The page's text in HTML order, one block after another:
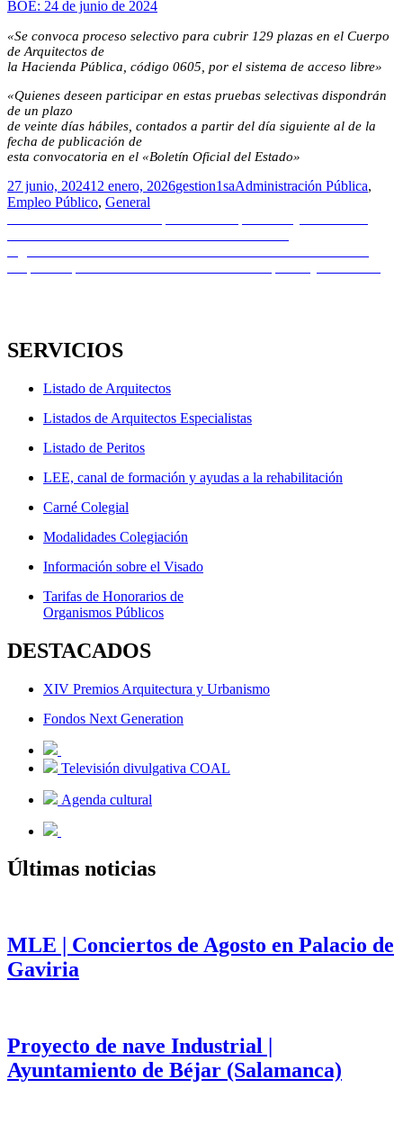
BOE: 24 de junio de 2024
«Se convoca proceso selectivo para cubrir 129 plazas en el Cuerpo
de Arquitectos de
la Hacienda Pública, código 0605, por el sistema de acceso libre»
«Quienes deseen participar en estas pruebas selectivas dispondrán
de un plazo
de veinte días hábiles, contados a partir del día siguiente al de la
fecha de publicación de
esta convocatoria en el «Boletín Oficial del Estado»
Publicado
el
27 junio, 202412 enero, 2026Autor
gestion1saCategorías
Administración Pública,
Empleo Público, General
Navegación
de
entradas
SERVICIOS
Listado de Arquitectos
Listados de Arquitectos Especialistas
Listado de Peritos
LEE, canal de formación y ayudas a la rehabilitación
Carné Colegial
Modalidades Colegiación
Información sobre el Visado
Tarifas de Honorarios de
Organismos Públicos
DESTACADOS
XIV Premios Arquitectura y Urbanismo
Fondos Next Generation
Televisión divulgativa COAL
Agenda cultural
Últimas noticias
MLE | Conciertos de Agosto en Palacio de
Gaviria
Proyecto de nave Industrial |
Ayuntamiento de Béjar (Salamanca)